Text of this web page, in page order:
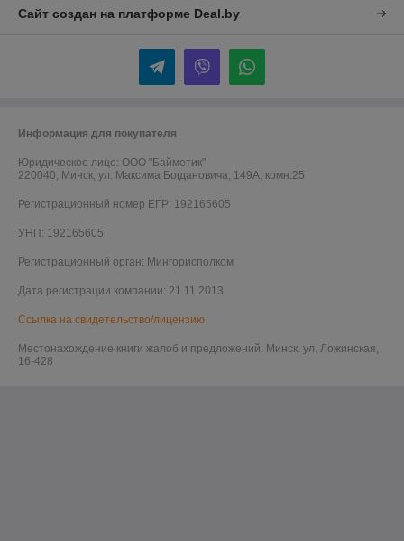
Сайт создан на платформе Deal.by
Информация для покупателя
Юридическое лицо: ООО "Байметик"
220040, Минск, ул. Максима Богдановича, 149А, комн.25
Регистрационный номер ЕГР: 192165605
УНП: 192165605
Регистрационный орган: Мингорисполком
Дата регистрации компании: 21.11.2013
Ссылка на свидетельство/лицензию
Местонахождение книги жалоб и предложений: Минск. ул. Ложинская,
16-428